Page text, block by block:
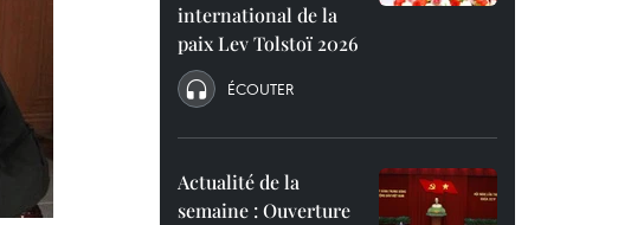
international de la
paix Lev Tolstoï 2026
ÉCOUTER
Actualité de la
semaine : Ouverture